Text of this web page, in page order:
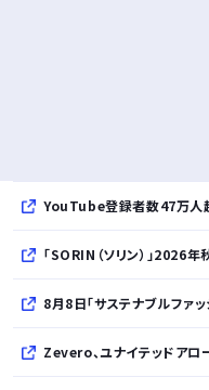
YouTube登録者数47万人超のファッションデザイナーMB
「SORIN（ソリン）」2026年秋の最新コレクションカ
8月8日「サステナブルファッションの日」記
Zevero、ユナイテッドアローズのサステナビリ